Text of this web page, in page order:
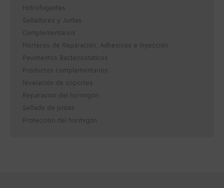
Hidrofugantes
Selladores y Juntas
Complementarios
Morteros de Reparación, Adhesivos e Inyección
Pavimentos Bacteriostaticos
Productos complementarios
Nivelación de soportes
Reparación del hormigón
Sellado de juntas
Protección del hormigón